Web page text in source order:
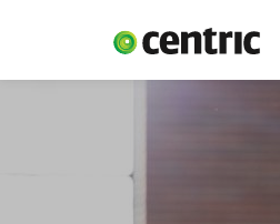
Lediga jobb